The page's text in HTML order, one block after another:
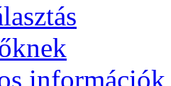
információk